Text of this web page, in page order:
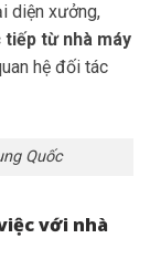
diện xưởng,
từ nhà máy
hệ đối tác
Quốc
với nhà